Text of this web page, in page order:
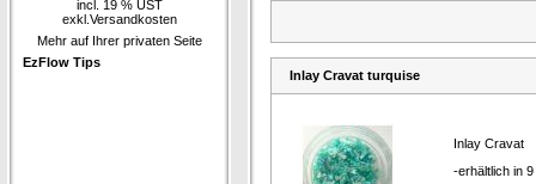
incl. 19 % UST
exkl. Versandkosten
Mehr auf Ihrer privaten Seite
EzFlow Tips
Inlay Cravat turquise
Inlay Cravat
-erhältlich in